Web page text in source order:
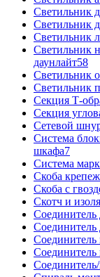
Светильник
Светильник
Светильник
Светильник
даунлайт58
Светильник
Светильник
Секция Т-
Секция
Сетевой
Система
шкафа7
Система
Скоба
Скоба с
Скотч и
Соединитель
Соединитель
Соединитель